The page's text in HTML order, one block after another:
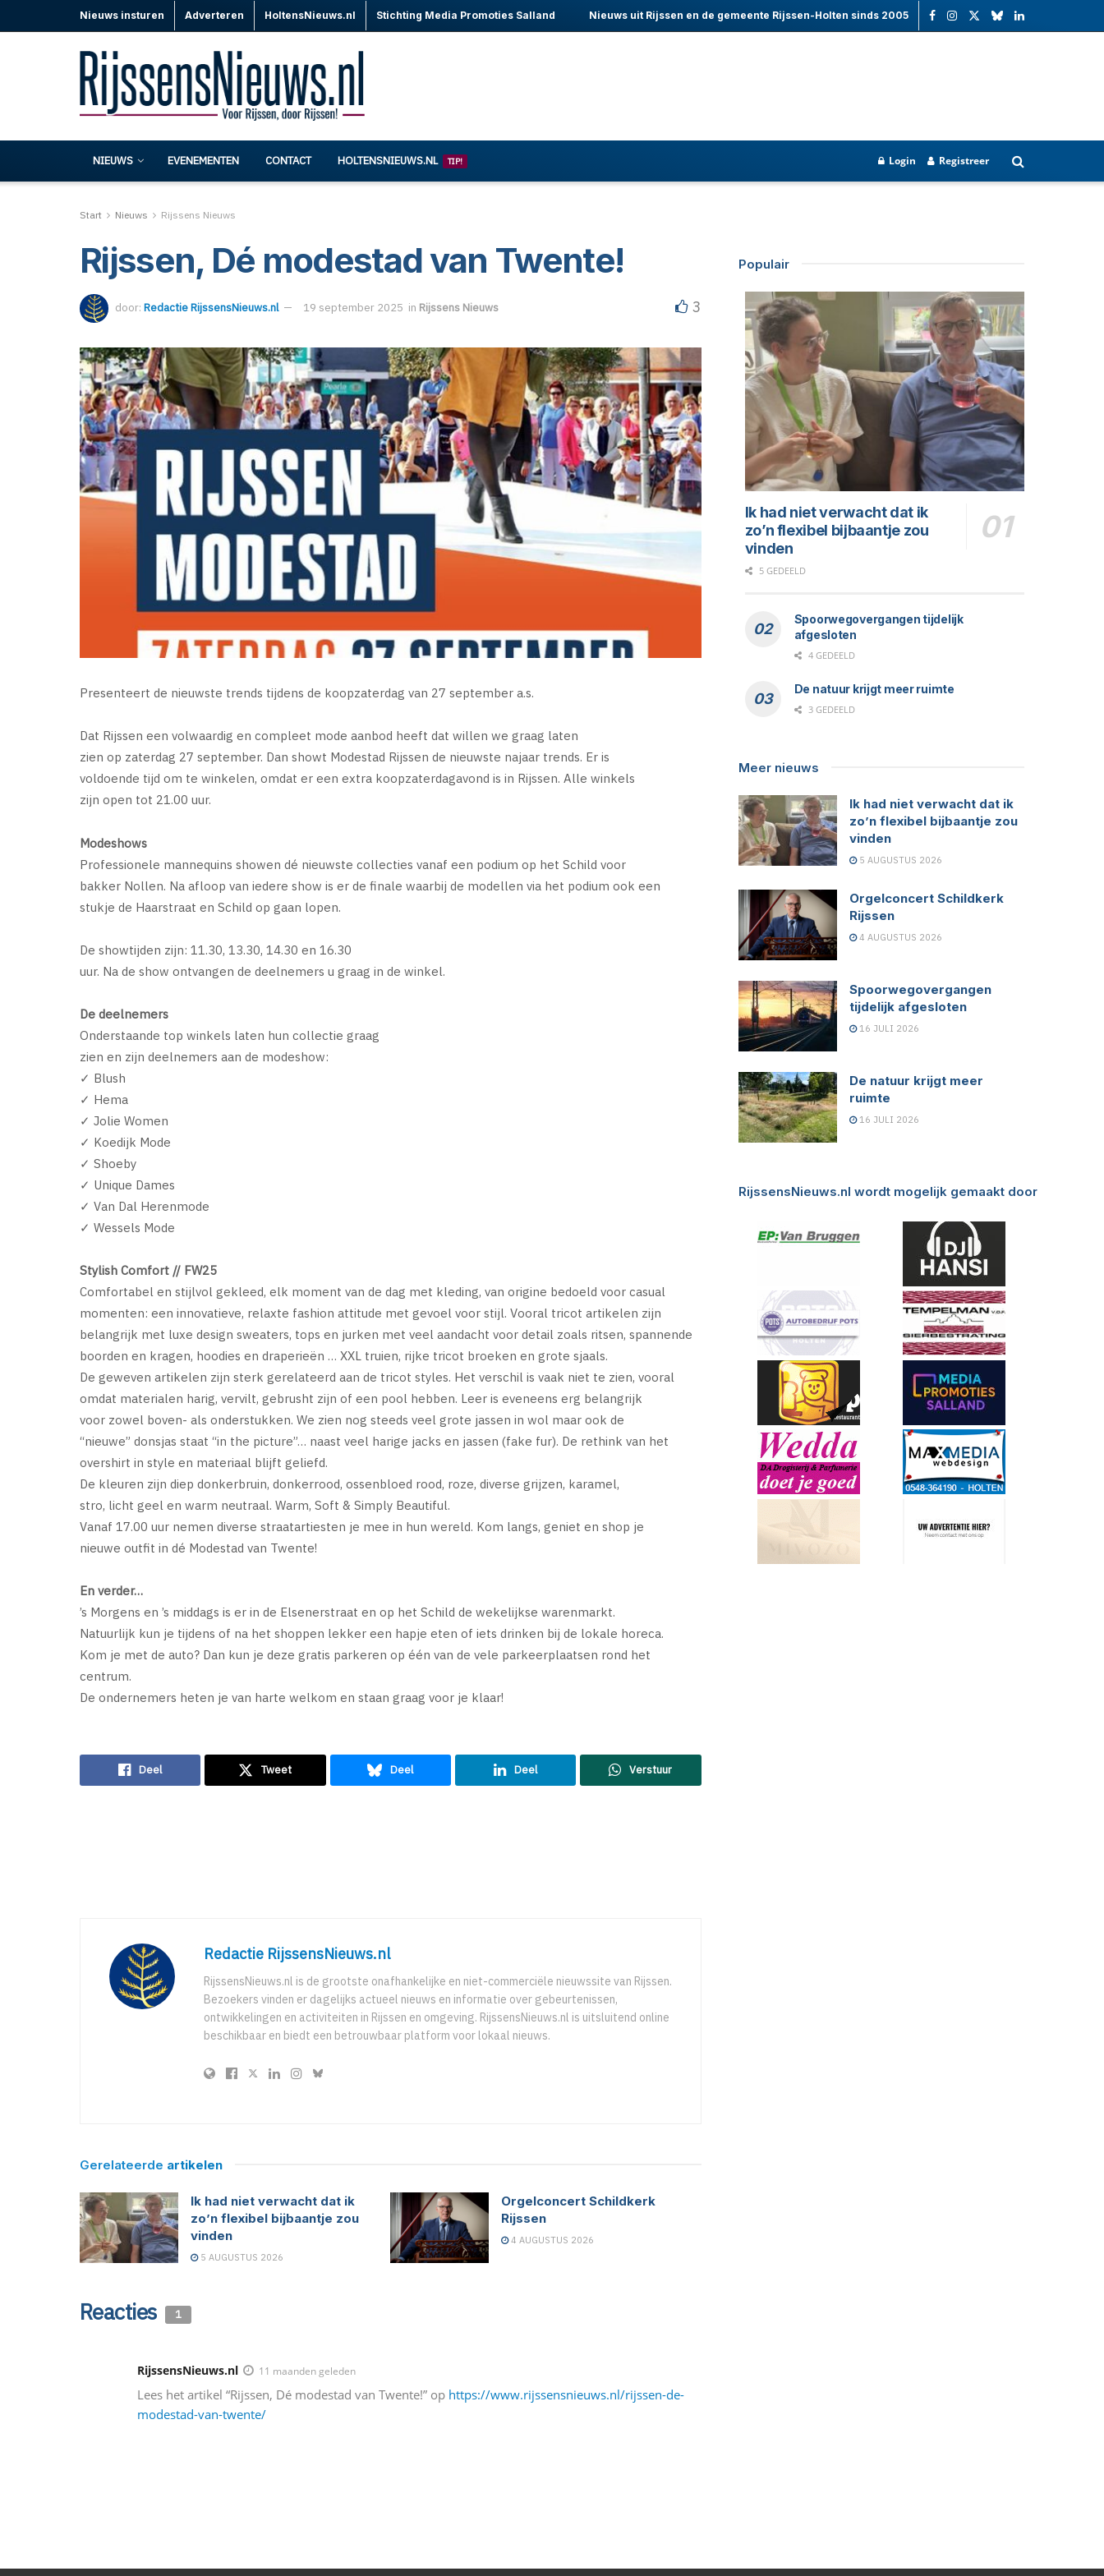
Nieuws insturen Adverteren HoltensNieuws.nl Stichting Media Promoties Salland Nieuws uit Rijssen en de gemeente Rijssen-Holten sinds 2005
NIEUWS EVENEMENTEN CONTACT HOLTENSNIEUWS.NL TIP! Login Registreer
Start Nieuws Rijssens Nieuws
Rijssen, Dé modestad van Twente!
door: Redactie RijssensNieuws.nl 19 september 2025 in Rijssens Nieuws 3
Presenteert de nieuwste trends tijdens de koopzaterdag van 27 september a.s.
Dat Rijssen een volwaardig en compleet mode aanbod heeft dat willen we graag laten
zien op zaterdag 27 september. Dan showt Modestad Rijssen de nieuwste najaar trends. Er is
voldoende tijd om te winkelen, omdat er een extra koopzaterdagavond is in Rijssen. Alle winkels
zijn open tot 21.00 uur.
Modeshows
Professionele mannequins showen dé nieuwste collecties vanaf een podium op het Schild voor
bakker Nollen. Na afloop van iedere show is er de finale waarbij de modellen via het podium ook een
stukje de Haarstraat en Schild op gaan lopen.
De showtijden zijn: 11.30, 13.30, 14.30 en 16.30
uur. Na de show ontvangen de deelnemers u graag in de winkel.
De deelnemers
Onderstaande top winkels laten hun collectie graag
zien en zijn deelnemers aan de modeshow:
✓ Blush
✓ Hema
✓ Jolie Women
✓ Koedijk Mode
✓ Shoeby
✓ Unique Dames
✓ Van Dal Herenmode
✓ Wessels Mode
Stylish Comfort // FW25
Comfortabel en stijlvol gekleed, elk moment van de dag met kleding, van origine bedoeld voor casual
momenten: een innovatieve, relaxte fashion attitude met gevoel voor stijl. Vooral tricot artikelen zijn
belangrijk met luxe design sweaters, tops en jurken met veel aandacht voor detail zoals ritsen, spannende
boorden en kragen, hoodies en draperieën … XXL truien, rijke tricot broeken en grote sjaals.
De geweven artikelen zijn sterk gerelateerd aan de tricot styles. Het verschil is vaak niet te zien, vooral
omdat materialen harig, vervilt, gebrusht zijn of een pool hebben. Leer is eveneens erg belangrijk
voor zowel boven- als onderstukken. We zien nog steeds veel grote jassen in wol maar ook de
“nieuwe” donsjas staat “in the picture”… naast veel harige jacks en jassen (fake fur). De rethink van het
overshirt in style en materiaal blijft geliefd.
De kleuren zijn diep donkerbruin, donkerrood, ossenbloed rood, roze, diverse grijzen, karamel,
stro, licht geel en warm neutraal. Warm, Soft & Simply Beautiful.
Vanaf 17.00 uur nemen diverse straatartiesten je mee in hun wereld. Kom langs, geniet en shop je
nieuwe outfit in dé Modestad van Twente!
En verder…
’s Morgens en ’s middags is er in de Elsenerstraat en op het Schild de wekelijkse warenmarkt.
Natuurlijk kun je tijdens of na het shoppen lekker een hapje eten of iets drinken bij de lokale horeca.
Kom je met de auto? Dan kun je deze gratis parkeren op één van de vele parkeerplaatsen rond het
centrum.
De ondernemers heten je van harte welkom en staan graag voor je klaar!
Deel Tweet Deel Deel Verstuur
Redactie RijssensNieuws.nl
RijssensNieuws.nl is de grootste onafhankelijke en niet-commerciële nieuwssite van Rijssen.
Bezoekers vinden er dagelijks actueel nieuws en informatie over gebeurtenissen,
ontwikkelingen en activiteiten in Rijssen en omgeving. RijssensNieuws.nl is uitsluitend online
beschikbaar en biedt een betrouwbaar platform voor lokaal nieuws.
Gerelateerde artikelen
Ik had niet verwacht dat ik
zo’n flexibel bijbaantje zou
vinden
5 AUGUSTUS 2026
Orgelconcert Schildkerk
Rijssen
4 AUGUSTUS 2026
Reacties 1
RijssensNieuws.nl 11 maanden geleden
Lees het artikel “Rijssen, Dé modestad van Twente!” op https://www.rijssensnieuws.nl/rijssen-de-
modestad-van-twente/
Populair
Ik had niet verwacht dat ik
zo’n flexibel bijbaantje zou
vinden
5 GEDEELD
Spoorwegovergangen tijdelijk
afgesloten
4 GEDEELD
De natuur krijgt meer ruimte
3 GEDEELD
Meer nieuws
Ik had niet verwacht dat ik
zo’n flexibel bijbaantje zou
vinden
5 AUGUSTUS 2026
Orgelconcert Schildkerk
Rijssen
4 AUGUSTUS 2026
Spoorwegovergangen
tijdelijk afgesloten
16 JULI 2026
De natuur krijgt meer
ruimte
16 JULI 2026
RijssensNieuws.nl wordt mogelijk gemaakt door